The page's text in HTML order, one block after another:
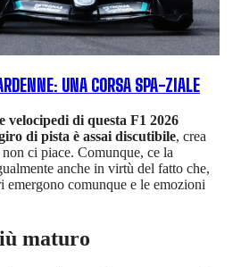
UNA CORSA SPA-ZIALE
velocipedi di questa F1 2026
di pista è assai discutibile, crea
ci piace. Comunque, ce la
anche in virtù del fatto che,
comunque e le emozioni
maturo